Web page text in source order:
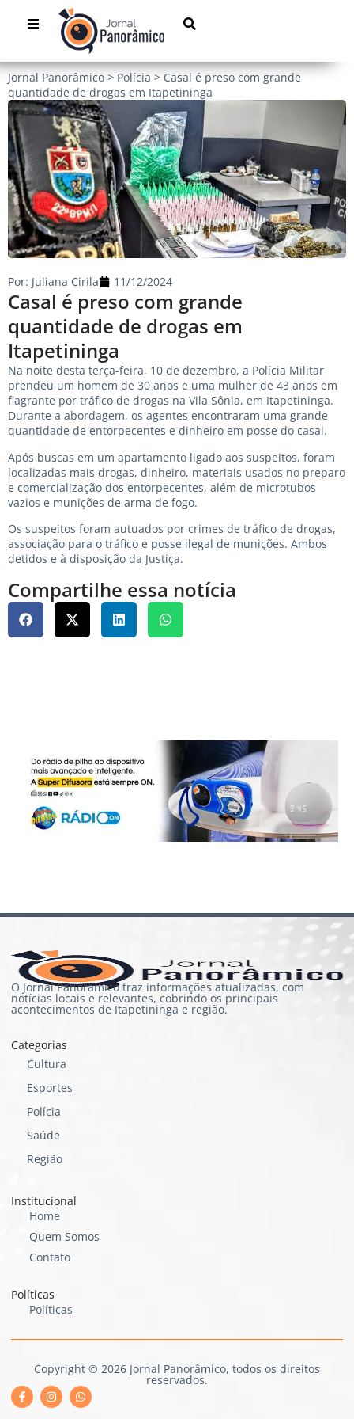
Jornal Panorâmico > Polícia > Casal é preso com grande
quantidade de drogas em Itapetininga
Casal é preso com grande
quantidade de drogas em
Itapetininga
Por: Juliana Cirila 11/12/2024
Na noite desta terça-feira, 10 de dezembro, a Polícia Militar
prendeu um homem de 30 anos e uma mulher de 43 anos em
flagrante por tráfico de drogas na Vila Sônia, em Itapetininga.
Durante a abordagem, os agentes encontraram uma grande
quantidade de entorpecentes e dinheiro em posse do casal.
Após buscas em um apartamento ligado aos suspeitos, foram
localizadas mais drogas, dinheiro, materiais usados ​​no preparo
e comercialização dos entorpecentes, além de microtubos
vazios e munições de arma de fogo.
Os suspeitos foram autuados por crimes de tráfico de drogas,
associação para o tráfico e posse ilegal de munições. Ambos
detidos e à disposição da Justiça.
Compartilhe essa notícia
O Jornal Panorâmico traz informações atualizadas, com
notícias locais e relevantes, cobrindo os principais
acontecimentos de Itapetininga e região.
Categorias
Cultura
Esportes
Polícia
Saúde
Região
Institucional
Home
Quem Somos
Contato
Políticas
Políticas
Copyright © 2026 Jornal Panorâmico, todos os direitos
reservados.